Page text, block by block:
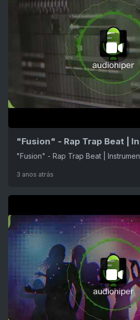
"Fusion" - Rap Trap Beat |
"Fusion" - Rap Trap Beat |
3 anos atrás